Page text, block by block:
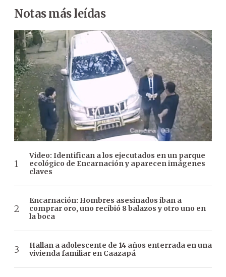
Notas más leídas
Video: Identifican a los ejecutados en un parque
ecológico de Encarnación y aparecen imágenes
claves
Encarnación: Hombres asesinados iban a
comprar oro, uno recibió 8 balazos y otro uno en
la boca
Hallan a adolescente de 14 años enterrada en una
vivienda familiar en Caazapá